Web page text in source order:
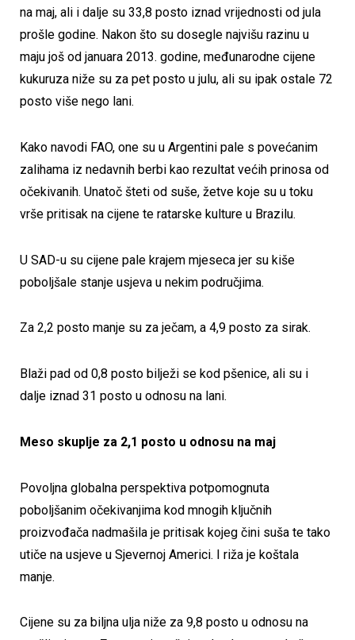
na maj, ali i dalje su 33,8 posto iznad vrijednosti od jula
prošle godine. Nakon što su dosegle najvišu razinu u
maju još od januara 2013. godine, međunarodne cijene
kukuruza niže su za pet posto u julu, ali su ipak ostale 72
posto više nego lani.
Kako navodi FAO, one su u Argentini pale s povećanim
zalihama iz nedavnih berbi kao rezultat većih prinosa od
očekivanih. Unatoč šteti od suše, žetve koje su u toku
vrše pritisak na cijene te ratarske kulture u Brazilu.
U SAD-u su cijene pale krajem mjeseca jer su kiše
poboljšale stanje usjeva u nekim područjima.
Za 2,2 posto manje su za ječam, a 4,9 posto za sirak.
Blaži pad od 0,8 posto bilježi se kod pšenice, ali su i
dalje iznad 31 posto u odnosu na lani.
Meso skuplje za 2,1 posto u odnosu na maj
Povoljna globalna perspektiva potpomognuta
poboljšanim očekivanjima kod mnogih ključnih
proizvođača nadmašila je pritisak kojeg čini suša te tako
utiče na usjeve u Sjevernoj Americi. I riža je koštala
manje.
Cijene su za biljna ulja niže za 9,8 posto u odnosu na